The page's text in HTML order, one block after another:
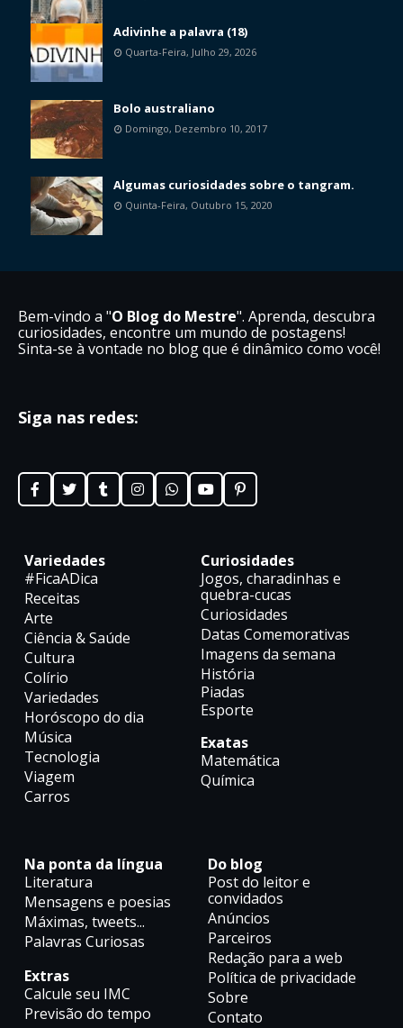
Adivinhe a palavra (18)
Quarta-Feira, Julho 29, 2026
Bolo australiano
Domingo, Dezembro 10, 2017
Algumas curiosidades sobre o tangram.
Quinta-Feira, Outubro 15, 2020
Bem-vindo a "O Blog do Mestre". Aprenda, descubra
curiosidades, encontre um mundo de postagens!
Sinta-se à vontade no blog que é dinâmico como você!
Siga nas redes:
Variedades
#FicaADica
Receitas
Arte
Ciência & Saúde
Cultura
Colírio
Variedades
Horóscopo do dia
Música
Tecnologia
Viagem
Carros
Curiosidades
Jogos, charadinhas e
quebra-cucas
Curiosidades
Datas Comemorativas
Imagens da semana
História
Piadas
Esporte
Exatas
Matemática
Química
Na ponta da língua
Literatura
Mensagens e poesias
Máximas, tweets...
Palavras Curiosas
Extras
Calcule seu IMC
Previsão do tempo
Do blog
Post do leitor e
convidados
Anúncios
Parceiros
Redação para a web
Política de privacidade
Sobre
Contato